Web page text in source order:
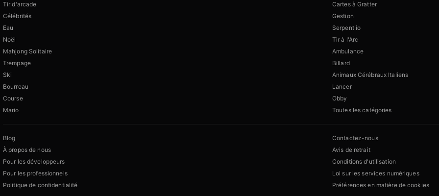
Tir d'arcade
Célébrités
Eau
Noël
Mahjong Solitaire
Trempage
Ski
Bourreau
Course
Mario
Cartes à Gratter
Gestion
Serpent io
Tir à l'Arc
Ambulance
Billard
Animaux Cérébraux Italiens
Lancer
Obby
Toutes les catégories
Blog
À propos de nous
Pour les développeurs
Pour les professionnels
Politique de confidentialité
Contactez-nous
Avis de retrait
Conditions d'utilisation
Loi sur les services numériques
Préférences en matière de cookies